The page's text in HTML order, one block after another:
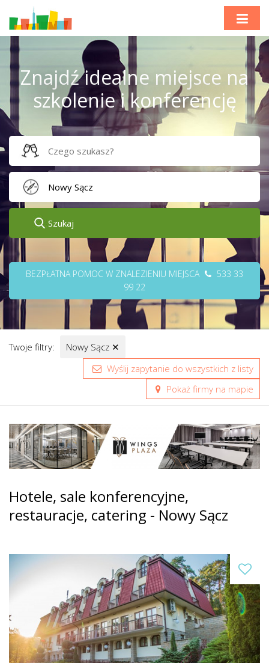
Znajdź idealne miejsce na
szkolenie i konferencję
Szukaj
BEZPŁATNA POMOC W ZNALEZIENIU MIEJSCA
533 33
99 22
Twoje filtry: Nowy Sącz ✕
Wyślij zapytanie do wszystkich z listy
Pokaż firmy na mapie
Hotele, sale konferencyjne,
restauracje, catering - Nowy Sącz